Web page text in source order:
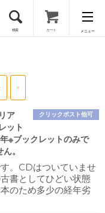
検索 カート メニュー
»
クリックポスト他可
ア
ット
※ブックレットのみで
。
。CDはついていませ
書としてひどい状態
のため多少の経年劣